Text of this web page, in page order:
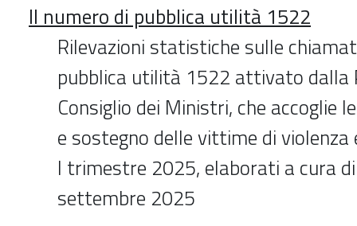
Il numero di pubblica utilità 1522
Rilevazioni statistiche sulle
pubblica utilità 1522 attivato dalla
Consiglio dei Ministri, che accoglie
e sostegno delle vittime di
I trimestre 2025, elaborati a cura
settembre 2025